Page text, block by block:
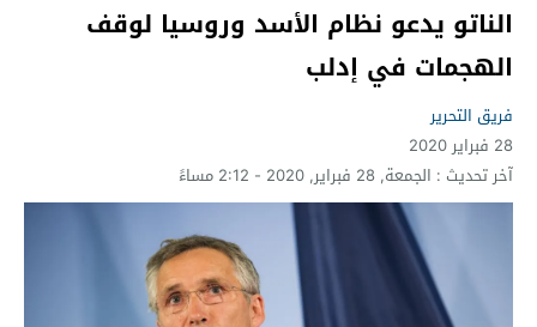
الناتو يدعو نظام الأسد وروسيا لوقف
الهجمات في إدلب
فريق التحرير
28 فبراير 2020
آخر تحديث : الجمعة, 28 فبراير, 2020 - 2:12 مساءً